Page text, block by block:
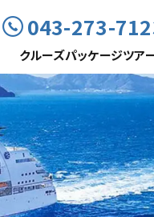
クルーズパッケージツア
043-273-